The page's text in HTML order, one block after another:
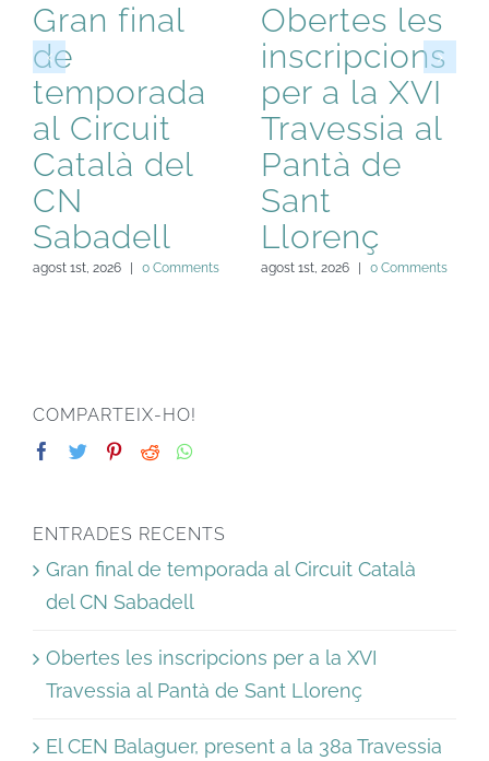
Gran final
de
temporada
al Circuit
Català del
CN
Sabadell
agost 1st, 2026 0 Comments
Obertes les
inscripcions
per a la XVI
Travessia al
Pantà de
Sant
Llorenç
agost 1st, 2026 0 Comments
COMPARTEIX-HO!
ENTRADES RECENTS
Gran final de temporada al Circuit Català
del CN Sabadell
Obertes les inscripcions per a la XVI
Travessia al Pantà de Sant Llorenç
El CEN Balaguer, present a la 38a Travessia